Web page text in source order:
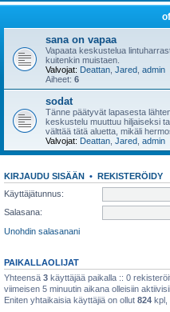
sana on vapaa
Vapaata keskustelua
kuitenkin muistaen.
Valvojat: Deattan Jared admin
Aiheet: 6
sodat
Tänne päätyvät lapasesta
keskustelu muuttuu hiljaiseksi
välttää tätä aluetta, mikäli
Valvojat: Deattan Jared admin
KIRJAUDU SISÄÄN • REKISTERÖIDY
Käyttäjätunnus:
Salasana:
Unohdin salasanani
PAIKALLAOLIJAT
Yhteensä 3 käyttäjää paikalla :: 0
viimeisen 5 minuutin aikana olleisiin
Eniten yhtaikaisia käyttäjiä on ollut 824 kpl,